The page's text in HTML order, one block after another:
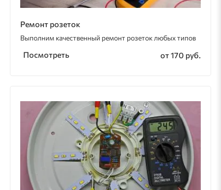
Ремонт розеток
Выполним качественный ремонт розеток любых типов
Посмотреть от 170 руб.